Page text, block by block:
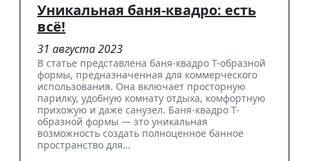
Уникальная баня-квадро: есть
всё!
31 августа 2023
В статье представлена баня-квадро Т-образной
формы, предназначенная для коммерческого
использования. Она включает просторную
парилку, удобную комнату отдыха, комфортную
прихожую и даже санузел. Баня-квадро Т-
образной формы — это уникальная
возможность создать полноценное банное
пространство для…